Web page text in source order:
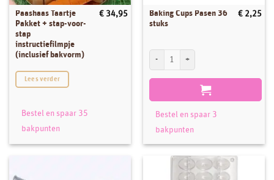
Paashaas Taartje
Pakket + stap-voor-
stap
instructiefilmpje
(inclusief bakvorm)
€ 34,95
Lees verder
Bestel en spaar 35
bakpunten
Baking Cups Pasen 36
stuks
€ 2,25
Baking Cups Pasen 36 stuks aantal
Bestel en spaar 3
bakpunten